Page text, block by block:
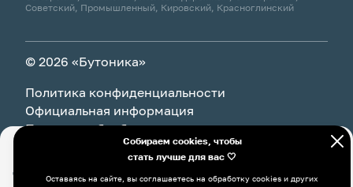
4 335 ₽
Советский, Промышленный, Кировский, Красноглинский
© 2026 «Бутоника»
Политика конфиденциальности
Официальная информация
Политика обработки персональных данных
Оставаясь на сайте, вы соглашаетесь на обработку cookies и
использованием системы Яндекс Метрика, в соответствии с
Собираем cookies, чтобы
стать лучше для вас 🤍
Оставаясь на сайте, вы соглашаетесь на обработку cookies и других